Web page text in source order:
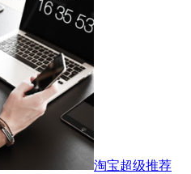
淘宝超级推荐